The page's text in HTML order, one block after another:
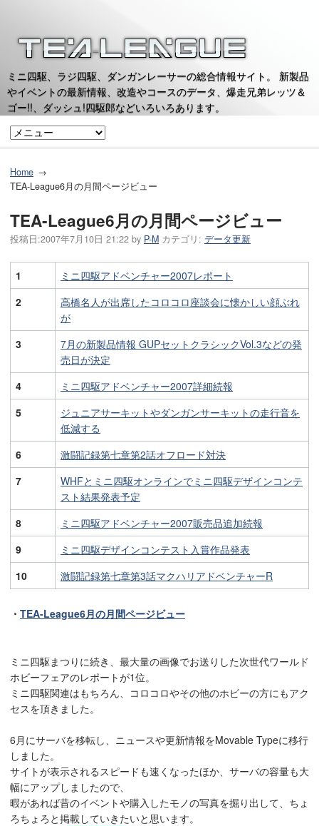
ミニ四駆、ラジ四駆、ダンガンレーサーの総合情報サイト。 新製品
やイベントの最新情報、改造やコースのデータ、爆走兄弟レッツ＆
ゴー!!、ダッシュ!四駆郎などいろいろあります。
Home
TEA-League6月の月間ページビュー
TEA-League6月の月間ページビュー
投稿日:2007年7月10日 21:22 by P-M カテゴリ: データ更新
1
ミニ四駆アドベンチャー2007レポート
2
高橋名人が出席したコロコロ座談会に懐かしい顔ぶれ
が
3
7月の新製品情報 GUPセットクラシックVol.3などの発
売日が決定
4
ミニ四駆アドベンチャー2007詳細続報
5
ジュニアサーキットやダンガンサーキットの走行音を
低減する
6
激闘記録第七章第2話オフロード対決
7
WHFとミニ四駆オンラインでミニ四駆デザインコンテ
スト結果発表予定
8
ミニ四駆アドベンチャー2007販売品追加続報
9
ミニ四駆デザインコンテスト入賞作品発表
10
激闘記録第七章第3話マクハリアドベンチャーR
・ TEA-League6月の月間ページビュー
ミニ四駆まつりに続き、最大量の画像でお送りした次世代ワールド
ホビーフェアのレポートが1位。
ミニ四駆関連はもちろん、コロコロやその他のホビーの方にもアク
セスを頂きました。
6月にサーバを移転し、ニュースや更新情報をMovable Typeに移行
しました。
サイトが表示されるスピードも速くなったほか、サーバの容量も大
幅にアップしましたので、
暇があれば昔のイベントや購入したモノの写真を掘り出して、ちょ
ろちょろと掲載していきたいと思います。